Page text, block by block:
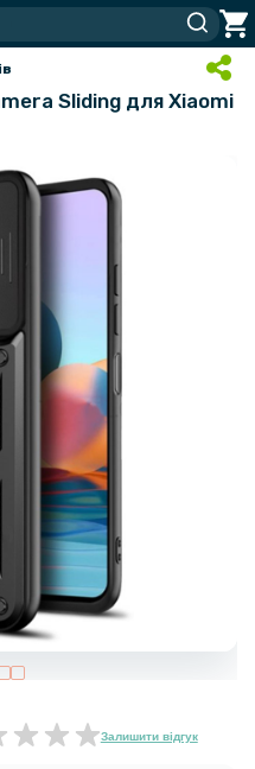
Sliding для Xiaomi
Залишити відгук